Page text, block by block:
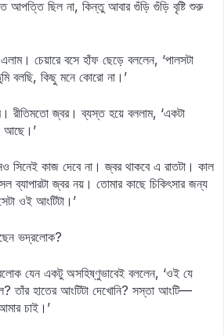
আপত্তি ছিল না, কিন্তু আবার গুঁড়ি গুঁড়ি বৃষ্টি শুরু
চেয়ারে বসে হাঁফ ছেড়ে বললেন, ‘পালসটা
বলছি, কিছু মনে কোরো না।’
রীতিমতো জ্বর। ব্যস্ত হয়ে বললাম, ‘একটা
আছে।’
সিনেই কাজ দেবে না। জ্বর থাকবে এ রাতটা। কাল
ব্যাপারটা জ্বর নয়। তোমার কাছে চিকিৎসার জন্য
ওই আংটিটা।’
ভদ্রলোক?
যেন একটু অসহিষ্ণুভাবেই বললেন, ‘ওই যে
তাঁর হাতের আংটিটা দেখোনি? সস্তা আংটি—
চাই।’